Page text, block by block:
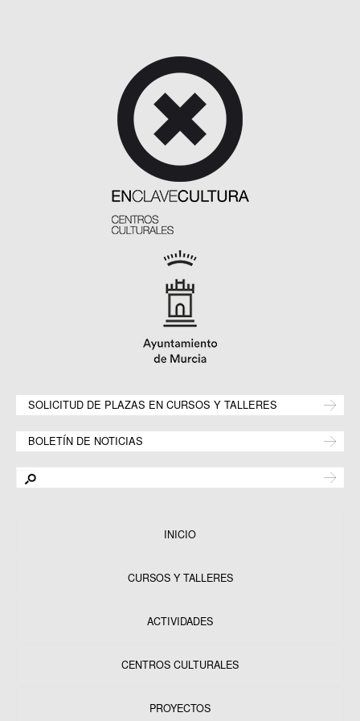
SOLICITUD DE PLAZAS EN CURSOS Y TALLERES
BOLETÍN DE NOTICIAS
INICIO
CURSOS Y TALLERES
ACTIVIDADES
CENTROS CULTURALES
PROYECTOS